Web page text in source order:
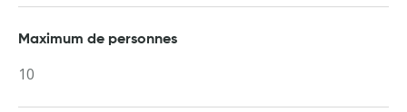
Maximum de personnes
10